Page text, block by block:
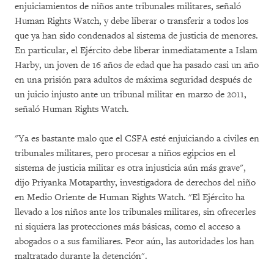
enjuiciamientos de niños ante tribunales militares, señaló
Human Rights Watch, y debe liberar o transferir a todos los
que ya han sido condenados al sistema de justicia de menores.
En particular, el Ejército debe liberar inmediatamente a Islam
Harby, un joven de 16 años de edad que ha pasado casi un año
en una prisión para adultos de máxima seguridad después de
un juicio injusto ante un tribunal militar en marzo de 2011,
señaló Human Rights Watch.
"Ya es bastante malo que el CSFA esté enjuiciando a civiles en
tribunales militares, pero procesar a niños egipcios en el
sistema de justicia militar es otra injusticia aún más grave",
dijo Priyanka Motaparthy, investigadora de derechos del niño
en Medio Oriente de Human Rights Watch. "El Ejército ha
llevado a los niños ante los tribunales militares, sin ofrecerles
ni siquiera las protecciones más básicas, como el acceso a
abogados o a sus familiares. Peor aún, las autoridades los han
maltratado durante la detención".